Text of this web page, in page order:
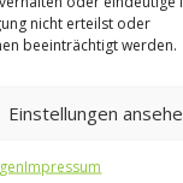
nicht erteilst oder
beeinträchtigt werden.
Einstellungen
Impressum